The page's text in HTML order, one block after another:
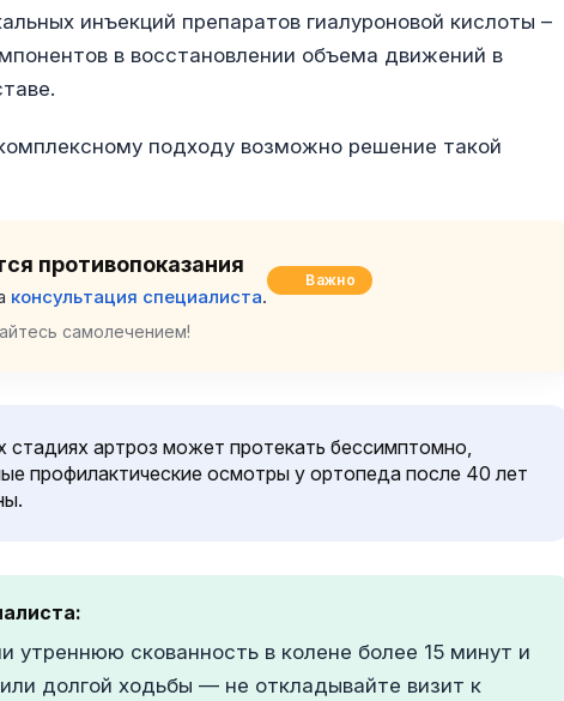
инъекций препаратов гиалуроновой кислоты –
в восстановлении объема движений в
подходу возможно решение такой
противопоказания
консультация специалиста.
Важно
самолечением!
стадиях артроз может протекать бессимптомно,
профилактические осмотры у ортопеда после 40 лет
утреннюю скованность в колене более 15 минут и
долгой ходьбы — не откладывайте визит к